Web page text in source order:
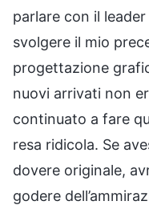
parlare con il
svolgere il mio
progettazione
nuovi arrivati non
continuato a fare
resa ridicola. Se
dovere originale,
godere